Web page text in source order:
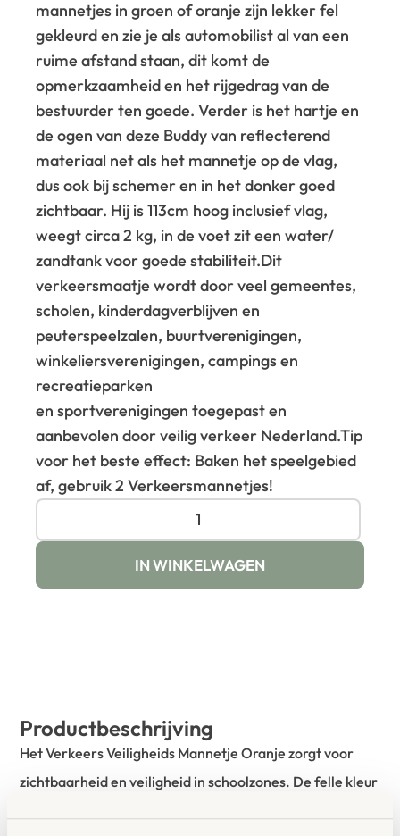
mannetjes in groen of oranje zijn lekker fel
gekleurd en zie je als automobilist al van een
ruime afstand staan, dit komt de
opmerkzaamheid en het rijgedrag van de
bestuurder ten goede. Verder is het hartje en
de ogen van deze Buddy van reflecterend
materiaal net als het mannetje op de vlag,
dus ook bij schemer en in het donker goed
zichtbaar. Hij is 113cm hoog inclusief vlag,
weegt circa 2 kg, in de voet zit een water/
zandtank voor goede stabiliteit.Dit
verkeersmaatje wordt door veel gemeentes,
scholen, kinderdagverblijven en
peuterspeelzalen, buurtverenigingen,
winkeliersverenigingen, campings en
recreatieparken
en sportverenigingen toegepast en
aanbevolen door veilig verkeer Nederland.Tip
voor het beste effect: Baken het speelgebied
af, gebruik 2 Verkeersmannetjes!
IN WINKELWAGEN
Productbeschrijving
Het Verkeers Veiligheids Mannetje Oranje zorgt voor
zichtbaarheid en veiligheid in schoolzones. De felle kleur